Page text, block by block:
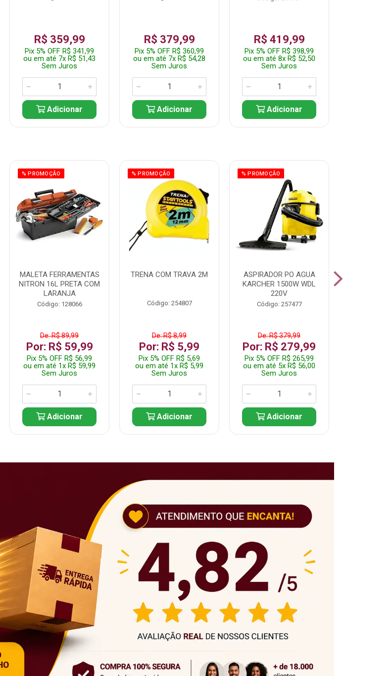
R$ 359,99
Pix 5% OFF R$ 341,99
ou em até 7x R$ 51,43
Sem Juros
Adicionar
R$ 379,99
Pix 5% OFF R$ 360,99
ou em até 7x R$ 54,28
Sem Juros
Adicionar
R$ 419,99
Pix 5% OFF R$ 398,99
ou em até 8x R$ 52,50
Sem Juros
Adicionar
% PROMOÇÃO
MALETA FERRAMENTAS
NITRON 16L PRETA COM
LARANJA
Código: 128066
De: R$ 89,99
Por: R$ 59,99
Pix 5% OFF R$ 56,99
ou em até 1x R$ 59,99
Sem Juros
Adicionar
% PROMOÇÃO
TRENA COM TRAVA 2M
Código: 254807
De: R$ 8,99
Por: R$ 5,99
Pix 5% OFF R$ 5,69
ou em até 1x R$ 5,99
Sem Juros
Adicionar
% PROMOÇÃO
ASPIRADOR PO AGUA
KARCHER 1500W WDL
220V
Código: 257477
De: R$ 379,99
Por: R$ 279,99
Pix 5% OFF R$ 265,99
ou em até 5x R$ 56,00
Sem Juros
Adicionar